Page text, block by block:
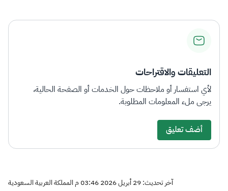
التعليقات والاقتراحات
لأي استفسار أو ملاحظات حول الخدمات أو الصفحة الحالية،
يرجى ملء المعلومات المطلوبة.
أضف تعليق
آخر تحديث: 29 أبريل 2026 03:46 م المملكة العربية السعودية